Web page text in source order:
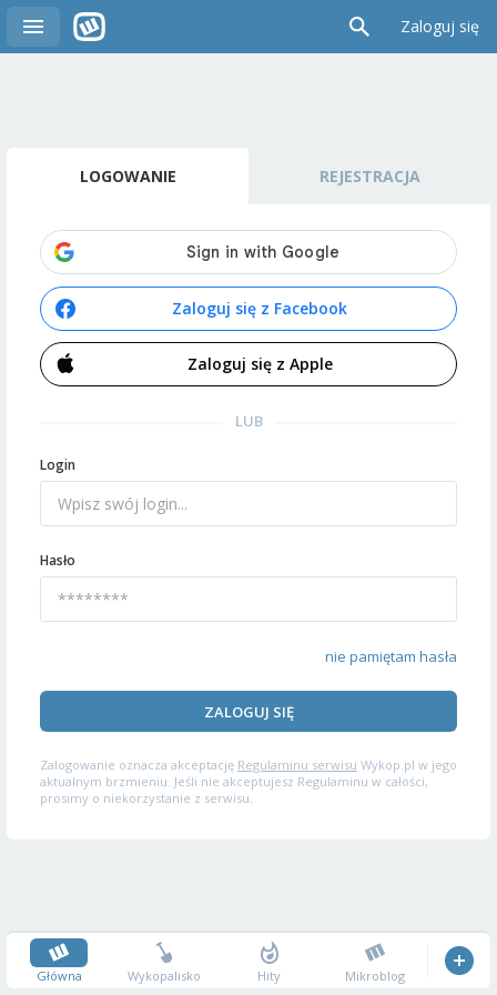
Zaloguj się
LOGOWANIE REJESTRACJA
Zaloguj się z Facebook
Zaloguj się z Apple
LUB
Login
Hasło
nie pamiętam hasła
ZALOGUJ SIĘ
Zalogowanie oznacza akceptację Regulaminu serwisu Wykop.pl w jego
aktualnym brzmieniu. Jeśli nie akceptujesz Regulaminu w całości,
prosimy o niekorzystanie z serwisu.
Główna Wykopalisko Hity Mikroblog